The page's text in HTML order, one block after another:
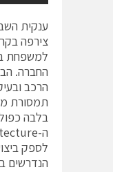
ענקית
החברה.
הרכב
תמסורת
בלבה
לספק
הנדרשים